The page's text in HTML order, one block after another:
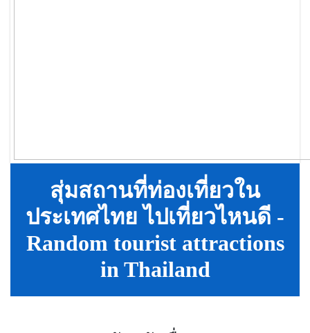
สุ่มสถานที่ท่องเที่ยวใน
ประเทศไทย ไปเที่ยวไหนดี -
Random tourist attractions
in Thailand